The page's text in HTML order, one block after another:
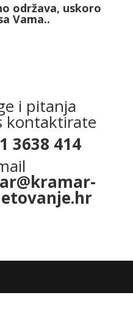
održava, uskoro
Vama..
i pitanja
kontaktirate
3638 414